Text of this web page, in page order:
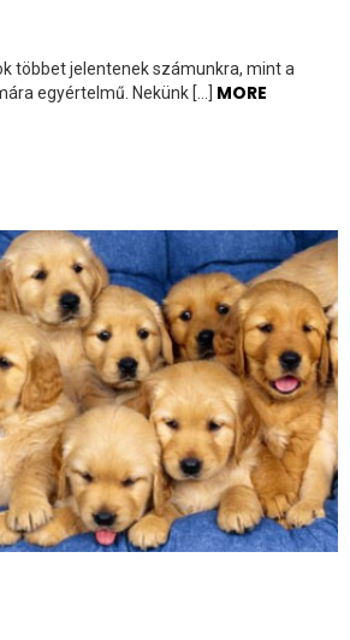
többet jelentenek számunkra, mint a
egyértelmű. Nekünk […] MORE